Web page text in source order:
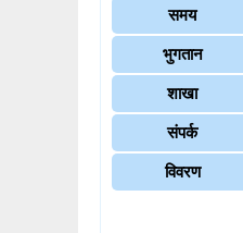
समय
भुगतान
शाखा
संपर्क
विवरण